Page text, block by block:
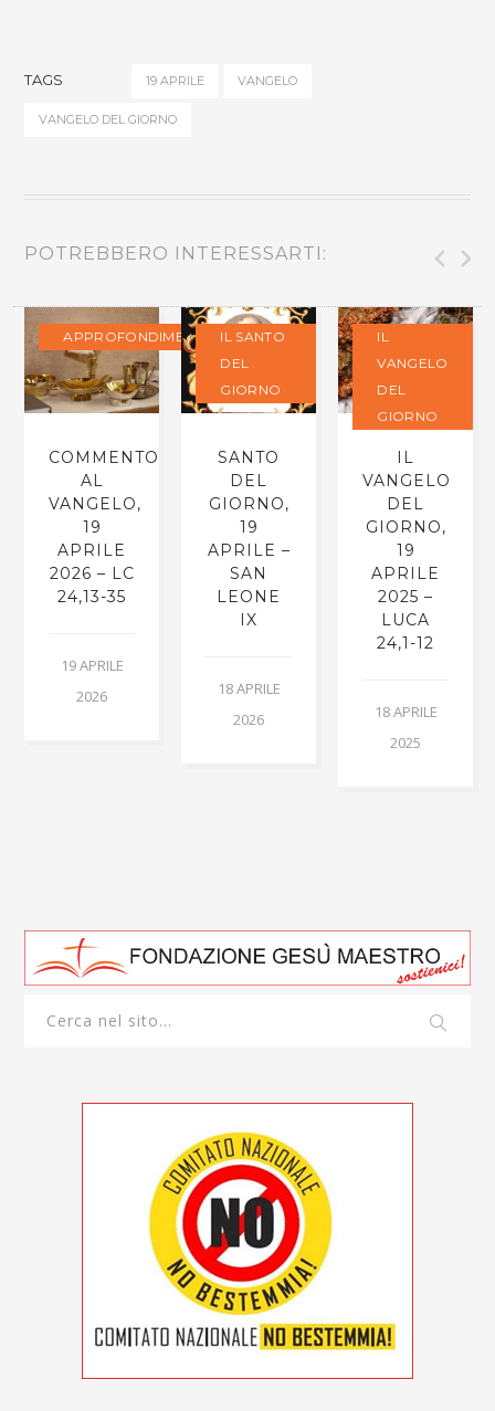
TAGS 19 APRILE VANGELO
VANGELO DEL GIORNO
POTREBBERO INTERESSARTI:
APPROFONDIMENTI
COMMENTO
AL
VANGELO,
19
APRILE
2026 – LC
24,13-35
19 APRILE
2026
IL SANTO
DEL
GIORNO
SANTO
DEL
GIORNO,
19
APRILE –
SAN
LEONE
IX
18 APRILE
2026
IL
VANGELO
DEL
GIORNO
IL
VANGELO
DEL
GIORNO,
19
APRILE
2025 –
LUCA
24,1-12
18 APRILE
2025